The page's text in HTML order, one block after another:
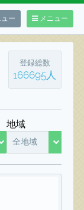
メニュー
ュー
登録総数
166695人
地域
全地域